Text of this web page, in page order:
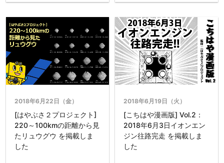
2018年6月22日（金）
[はやぶさ２プロジェクト]
220～100kmの距離から見
たリュウグウ を掲載しま
した
2018年6月19日（火）
[こちはや漫画版] Vol.2：
2018年6月3日イオンエン
ジン往路完走 を掲載しま
した